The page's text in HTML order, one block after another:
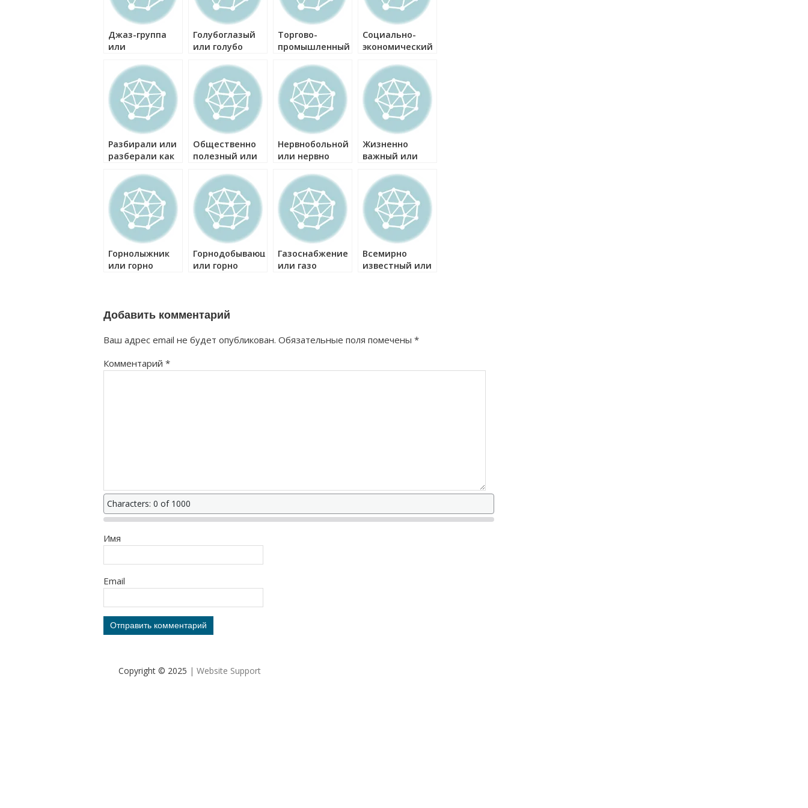
Джаз-группа
или
правильно?
Голубоглазый
или голубо
правильно?
Торгово-
промышленный
торговопромышленный
как правильно?
Социально-
экономический
экономический
как правильно?
Разбирали или
разберали как
Общественно
полезный или
как правильно?
Нервнобольной
или нервно
правильно?
Жизненно
важный или
как правильно?
Горнолыжник
или горно
Горнодобывающий
или горно
Газоснабжение
или газо
Всемирно
известный или
Добавить комментарий
Ваш адрес email не будет опубликован. Обязательные поля помечены *
Комментарий *
Characters: 0 of 1000
Имя
Email
Copyright © 2025 | Website Support